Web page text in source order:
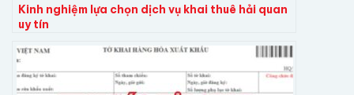
Kinh nghiệm lựa chọn dịch vụ khai thuê hải quan
uy tín